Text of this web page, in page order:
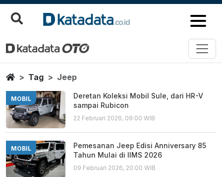
Jeep
Berita Terbaru
HomeTag Jeep
MOBIL
Deretan Koleksi Mobil Sule, dari HR-V
sampai Rubicon
22 Februari 2026, 09:00 WIB
MOBIL
Pemesanan Jeep Edisi Anniversary 85
Tahun Mulai di IIMS 2026
09 Februari 2026, 20:00 WIB